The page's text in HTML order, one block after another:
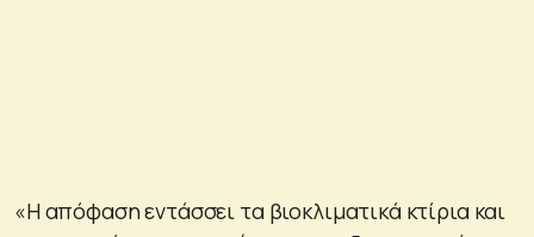
«Η απόφαση εντάσσει τα βιοκλιματικά κτίρια και